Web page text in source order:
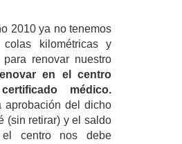
2010 ya no tenemos
kilométricas y
renovar nuestro
en el centro
médico.
aprobación del dicho
(sin retirar) y el saldo
centro nos debe